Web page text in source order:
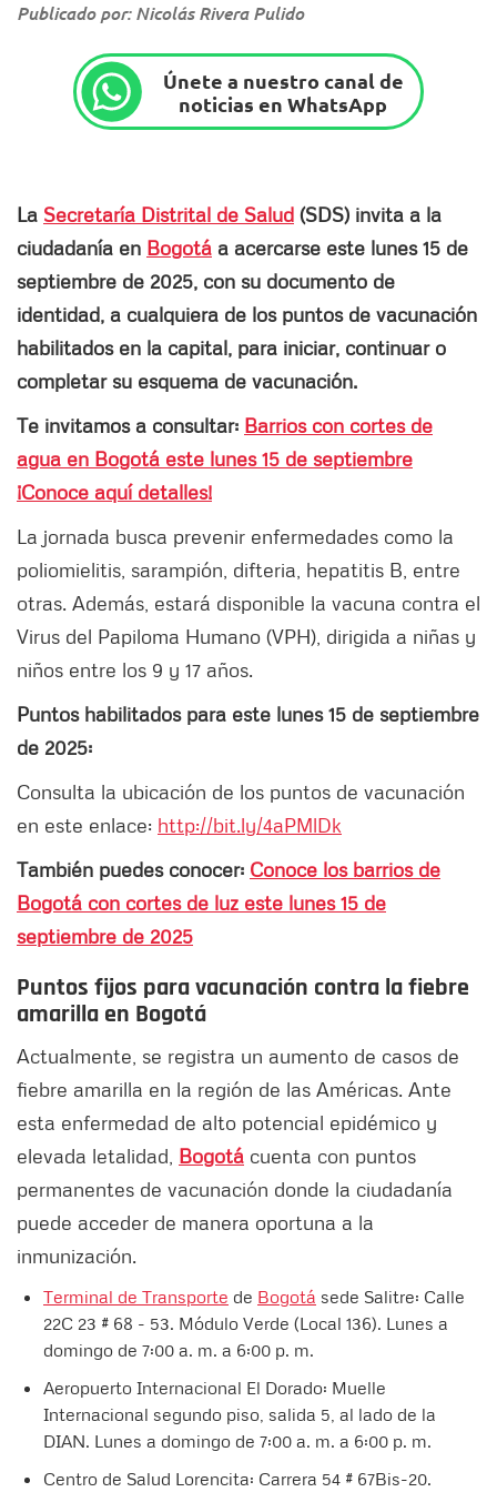
Publicado por: Nicolás Rivera Pulido
Únete a nuestro canal de
noticias en WhatsApp
La Secretaría Distrital de Salud (SDS) invita a la
ciudadanía en Bogotá a acercarse este lunes 15 de
septiembre de 2025, con su documento de
identidad, a cualquiera de los puntos de vacunación
habilitados en la capital, para iniciar, continuar o
completar su esquema de vacunación.
Te invitamos a consultar: Barrios con cortes de
agua en Bogotá este lunes 15 de septiembre
¡Conoce aquí detalles!
La jornada busca prevenir enfermedades como la
poliomielitis, sarampión, difteria, hepatitis B, entre
otras. Además, estará disponible la vacuna contra el
Virus del Papiloma Humano (VPH), dirigida a niñas y
niños entre los 9 y 17 años.
Puntos habilitados para este lunes 15 de septiembre
de 2025:
Consulta la ubicación de los puntos de vacunación
en este enlace: http://bit.ly/4aPMlDk
También puedes conocer: Conoce los barrios de
Bogotá con cortes de luz este lunes 15 de
septiembre de 2025
Puntos fijos para vacunación contra la fiebre
amarilla en Bogotá
Actualmente, se registra un aumento de casos de
fiebre amarilla en la región de las Américas. Ante
esta enfermedad de alto potencial epidémico y
elevada letalidad, Bogotá cuenta con puntos
permanentes de vacunación donde la ciudadanía
puede acceder de manera oportuna a la
inmunización.
Terminal de Transporte de Bogotá sede Salitre: Calle
22C 23 # 68 - 53. Módulo Verde (Local 136). Lunes a
domingo de 7:00 a. m. a 6:00 p. m.
Aeropuerto Internacional El Dorado: Muelle
Internacional segundo piso, salida 5, al lado de la
DIAN. Lunes a domingo de 7:00 a. m. a 6:00 p. m.
Centro de Salud Lorencita: Carrera 54 # 67Bis-20.